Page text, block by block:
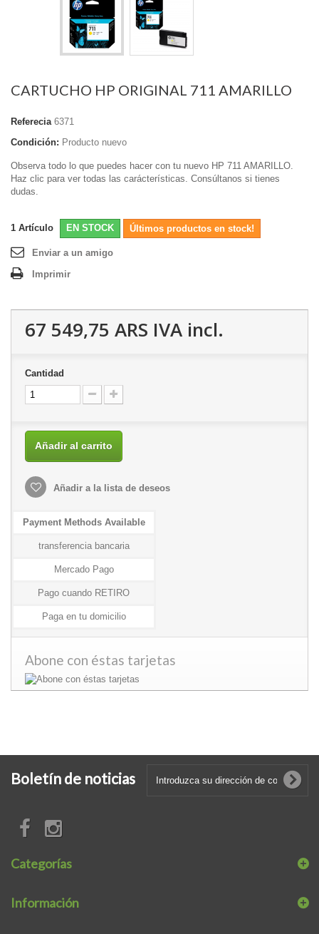
CARTUCHO HP ORIGINAL 711 AMARILLO
Referecia 6371
Condición: Producto nuevo
Observa todo lo que puedes hacer con tu nuevo HP 711 AMARILLO.
Haz clic para ver todas las carácterísticas. Consúltanos si tienes
dudas.
1 Artículo EN STOCK Últimos productos en stock!
Enviar a un amigo
Imprimir
67 549,75 ARS IVA incl.
Cantidad
Añadir al carrito
Añadir a la lista de deseos
Payment Methods Available
transferencia bancaria
Mercado Pago
Pago cuando RETIRO
Paga en tu domicilio
Abone con éstas tarjetas
Boletín de noticias
Categorías
Información